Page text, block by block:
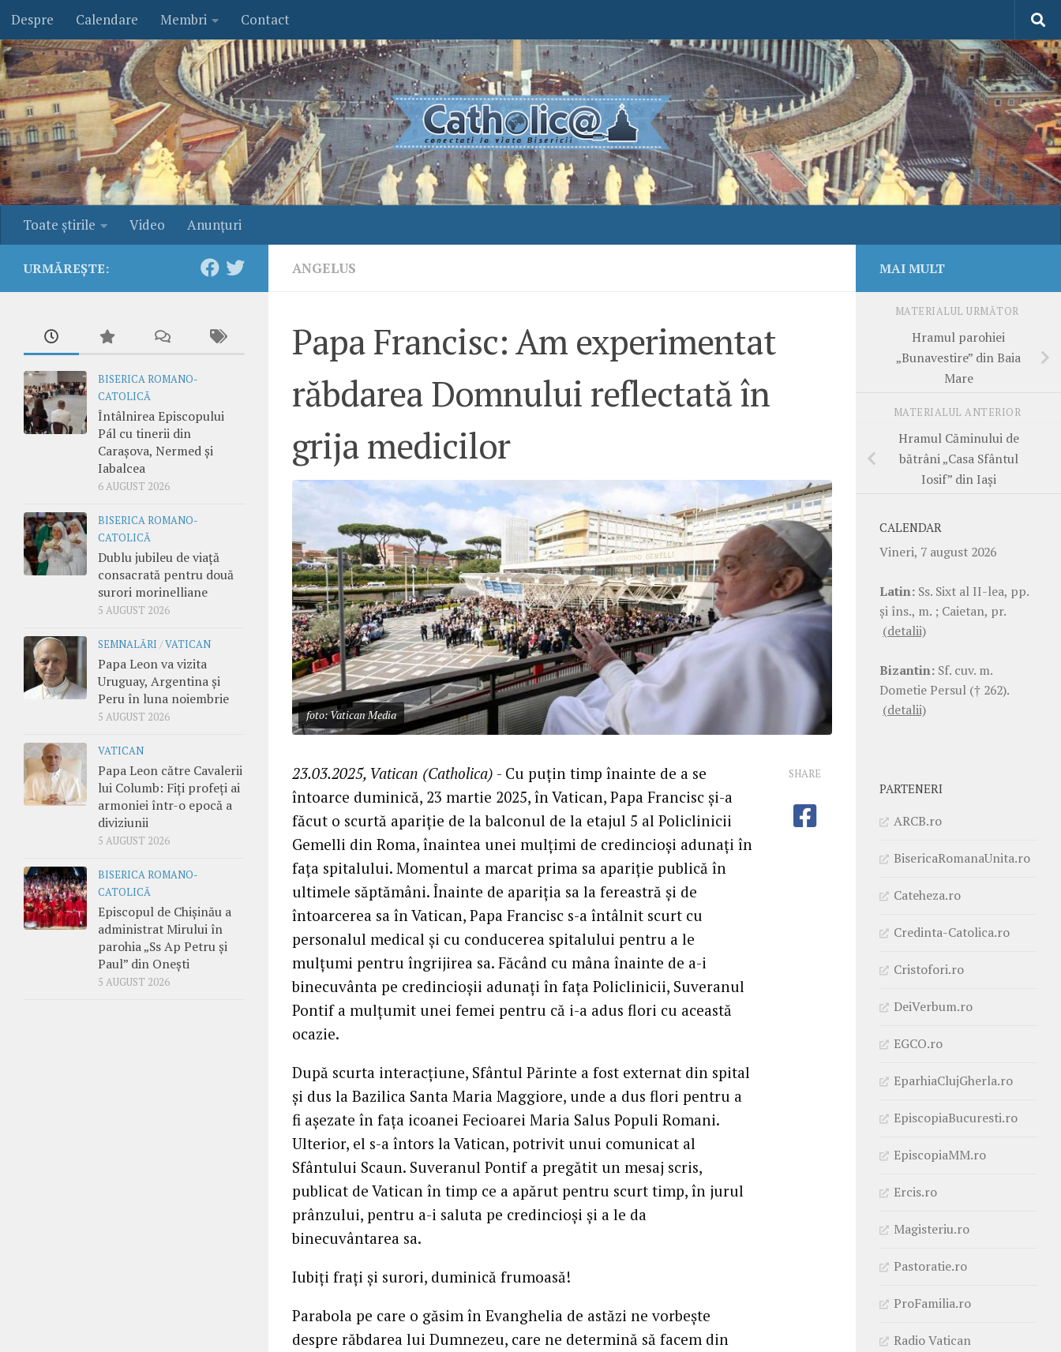
Skip to content
Despre Calendare Membri Contact
Toate ştirile Video Anunţuri
ANGELUS
Papa Francisc: Am experimentat
răbdarea Domnului reflectată în
grija medicilor
foto: Vatican Media
23.03.2025, Vatican (Catholica) - Cu puțin timp înainte de a se
întoarce duminică, 23 martie 2025, în Vatican, Papa Francisc și-a
făcut o scurtă apariție de la balconul de la etajul 5 al Policlinicii
Gemelli din Roma, înaintea unei mulțimi de credincioși adunați în
fața spitalului. Momentul a marcat prima sa apariție publică în
ultimele săptămâni. Înainte de apariția sa la fereastră și de
întoarcerea sa în Vatican, Papa Francisc s-a întâlnit scurt cu
personalul medical și cu conducerea spitalului pentru a le
mulțumi pentru îngrijirea sa. Făcând cu mâna înainte de a-i
binecuvânta pe credincioșii adunați în fața Policlinicii, Suveranul
Pontif a mulțumit unei femei pentru că i-a adus flori cu această
ocazie.
După scurta interacțiune, Sfântul Părinte a fost externat din spital
și dus la Bazilica Santa Maria Maggiore, unde a dus flori pentru a
fi așezate în fața icoanei Fecioarei Maria Salus Populi Romani.
Ulterior, el s-a întors la Vatican, potrivit unui comunicat al
Sfântului Scaun. Suveranul Pontif a pregătit un mesaj scris,
publicat de Vatican în timp ce a apărut pentru scurt timp, în jurul
prânzului, pentru a-i saluta pe credincioși și a le da
binecuvântarea sa.
Iubiți frați și surori, duminică frumoasă!
Parabola pe care o găsim în Evanghelia de astăzi ne vorbește
despre răbdarea lui Dumnezeu, care ne determină să facem din
SHARE
URMĂREȘTE:
BISERICA ROMANO-
CATOLICĂ
Întâlnirea Episcopului
Pál cu tinerii din
Carașova, Nermed și
Iabalcea
6 AUGUST 2026
BISERICA ROMANO-
CATOLICĂ
Dublu jubileu de viață
consacrată pentru două
surori morinelliane
5 AUGUST 2026
SEMNALĂRI /VATICAN
Papa Leon va vizita
Uruguay, Argentina și
Peru în luna noiembrie
5 AUGUST 2026
VATICAN
Papa Leon către Cavalerii
lui Columb: Fiți profeți ai
armoniei într-o epocă a
diviziunii
5 AUGUST 2026
BISERICA ROMANO-
CATOLICĂ
Episcopul de Chișinău a
administrat Mirului în
parohia „Ss Ap Petru și
Paul” din Onești
5 AUGUST 2026
MAI MULT
MATERIALUL URMĂTOR
Hramul parohiei
„Bunavestire” din Baia
Mare
MATERIALUL ANTERIOR
Hramul Căminului de
bătrâni „Casa Sfântul
Iosif” din Iași
CALENDAR
Vineri, 7 august 2026
Latin: Ss. Sixt al II-lea, pp.
şi îns., m. ; Caietan, pr.
(detalii)
Bizantin: Sf. cuv. m.
Dometie Persul († 262).
(detalii)
PARTENERI
ARCB.ro
BisericaRomanaUnita.ro
Cateheza.ro
Credinta-Catolica.ro
Cristofori.ro
DeiVerbum.ro
EGCO.ro
EparhiaClujGherla.ro
EpiscopiaBucuresti.ro
EpiscopiaMM.ro
Ercis.ro
Magisteriu.ro
Pastoratie.ro
ProFamilia.ro
Radio Vatican